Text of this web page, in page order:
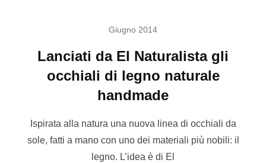
Giugno 2014
Lanciati da El Naturalista gli
occhiali di legno naturale
handmade
Ispirata alla natura una nuova linea di occhiali da
sole, fatti a mano con uno dei materiali più nobili: il
legno. L’idea è di El